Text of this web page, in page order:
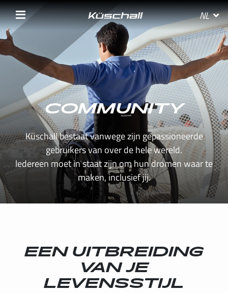
NL
COMMUNITY
Küschall bestaat vanwege zijn gepassioneerde
gebruikers van over de hele wereld.
ledereen moet in staat zijn om hun dromen waar te
maken, inclusief jij.
EEN UITBREIDING
VAN JE
LEVENSSTIJL
SELECTEER JE LAND
BELGIE
BELGIQUE
DANMARK
DEUTSCHLAND
INTERNATIONAL
IRELAND